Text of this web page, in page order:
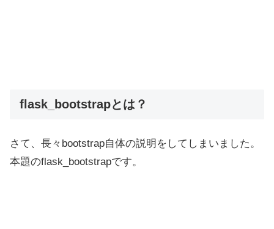
flask_bootstrapとは？
さて、長々bootstrap自体の説明をしてしまいました。
本題のflask_bootstrapです。